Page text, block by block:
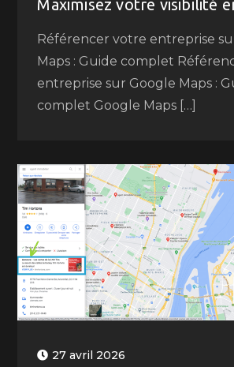
Maximisez votre visibilité
Référencer votre entreprise
Maps : Guide complet
entreprise sur Google Maps :
complet Google Maps […]
27 avril 2026